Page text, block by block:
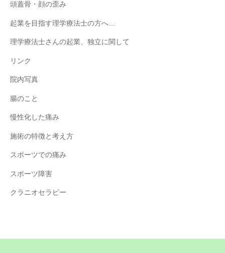
頭蓋骨・顔の歪み
起業を目指す理学療法士の方へ…
理学療法士さんの起業、独立に関して
リンク
院内写真
腸のこと
慢性化した痛み
施術の特徴と考え方
スポーツでの痛み
スポーツ障害
クラニオセラピー